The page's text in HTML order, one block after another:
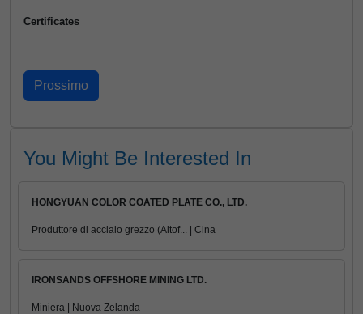
Certificates
You Might Be Interested In
HONGYUAN COLOR COATED PLATE CO., LTD.
Produttore di acciaio grezzo (Altof... | Cina
IRONSANDS OFFSHORE MINING LTD.
Miniera | Nuova Zelanda